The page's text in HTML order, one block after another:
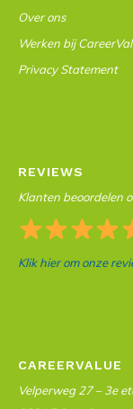
Over ons
Werken bij
Privacy Statement
REVIEWS
Klanten beoordelen
Klik hier om onze
CAREERVALUE
Velperweg 27 – 3e